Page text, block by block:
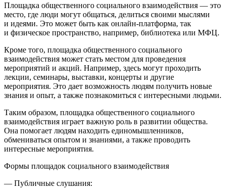
Площадка общественного социального взаимодействия — это
место, где люди могут общаться, делиться своими мыслями
и идеями. Это может быть как онлайн-платформа, так
и физическое пространство, например, библиотека или МФЦ.
Кроме того, площадка общественного социального
взаимодействия может стать местом для проведения
мероприятий и акций. Например, здесь могут проходить
лекции, семинары, выставки, концерты и другие
мероприятия. Это дает возможность людям получить новые
знания и опыт, а также познакомиться с интересными людьми.
Таким образом, площадка общественного социального
взаимодействия играет важную роль в развитии общества.
Она помогает людям находить единомышленников,
обмениваться опытом и знаниями, а также проводить
интересные мероприятия.
Формы площадок социального взаимодействия
— Публичные слушания: